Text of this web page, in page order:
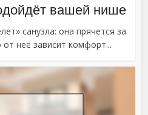
вашей нише
санузла: она прячется за
неё зависит комфорт...